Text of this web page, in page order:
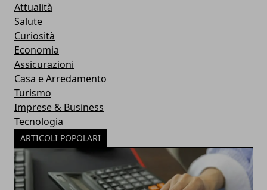
Attualità
Salute
Curiosità
Economia
Assicurazioni
Casa e Arredamento
Turismo
Imprese & Business
Tecnologia
ARTICOLI POPOLARI